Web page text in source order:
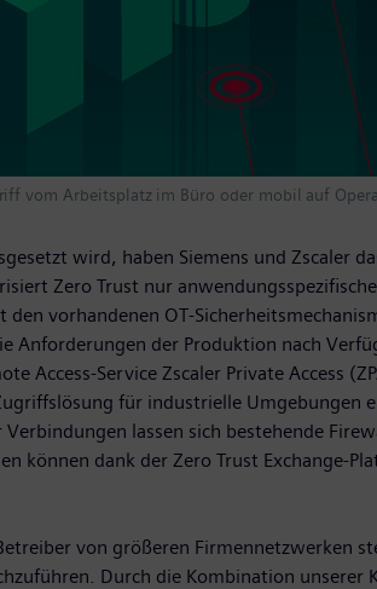
vom Arbeitsplatz im Büro oder mobil auf
wird, haben Siemens und Zscaler
Zero Trust nur
vorhandenen OT-
Anforderungen der Produktion nach
Access-Service Zscaler Private Access
für industrielle Umgebungen
lassen sich bestehende
können dank der Zero Trust Exchange-
von größeren Firmennetzwerken
Durch die Kombination